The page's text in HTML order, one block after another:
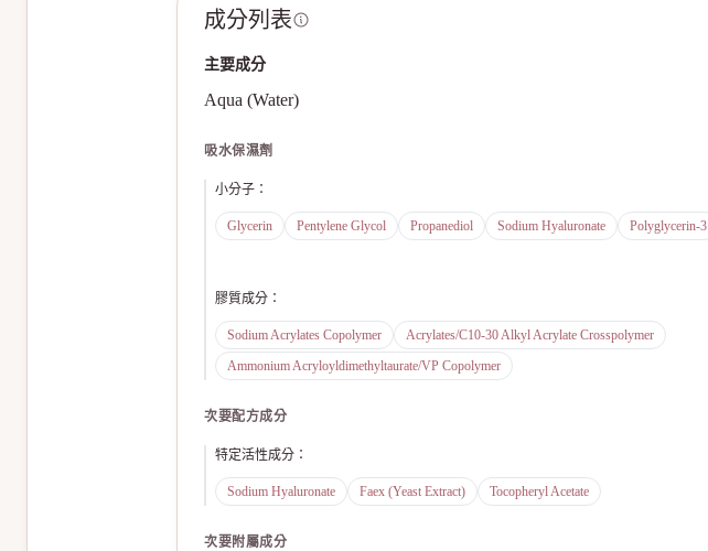
成分列表
主要成分
Aqua (Water)
吸水保濕劑
小分子 ：
Glycerin Pentylene Glycol Propanediol Sodium Hyaluronate Polyglycerin-3
膠質成分 ：
Sodium Acrylates Copolymer
Acrylates/C10-30 Alkyl Acrylate Crosspolymer
Ammonium Acryloyldimethyltaurate/VP Copolymer
次要配方成分
特定活性成分 ：
Sodium Hyaluronate Faex (Yeast Extract) Tocopheryl Acetate
次要附屬成分